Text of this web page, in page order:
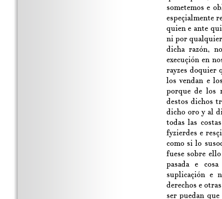
sometemos e
espeçialmente
quien e ante
ni por qualquier
dicha razón,
execuçión en
rayzes doquier
los vendan e
porque de los
destos dichos
dicho oro y al
todas las
fyzierdes e
como si lo
fuese sobre
pasada e
suplicaçión e
derechos e
ser puedan